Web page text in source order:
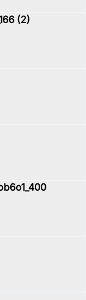
(2)